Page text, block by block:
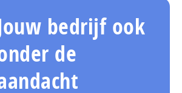
bedrijf ook
de